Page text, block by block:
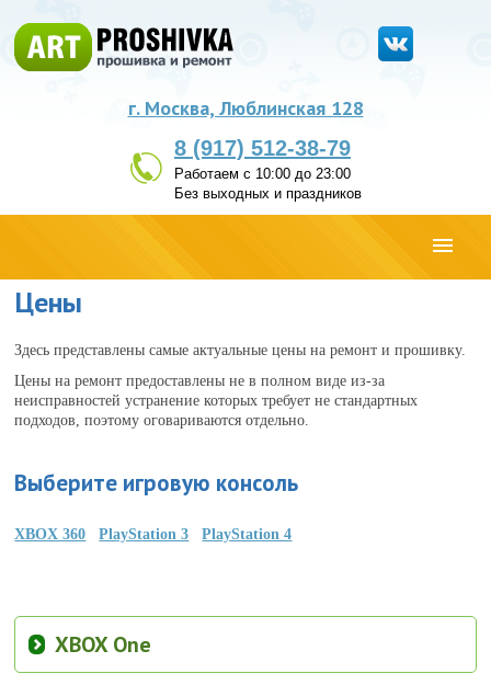
г. Москва, Люблинская 128
8 (917) 512-38-79
Работаем с 10:00 до 23:00
Без выходных и праздников
Цены
Здесь представлены самые актуальные цены на ремонт и прошивку.
Цены на ремонт предоставлены не в полном виде из-за
неисправностей устранение которых требует не стандартных
подходов, поэтому оговариваются отдельно.
Выберите игровую консоль
XBOX 360 PlayStation 3 PlayStation 4
XBOX One